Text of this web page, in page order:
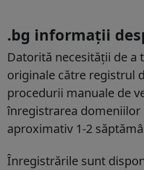
.bg informații
Datorită necesității de
originale către registrul
procedurii manuale de
înregistrarea domeniilor
aproximativ 1-2
Înregistrările sunt